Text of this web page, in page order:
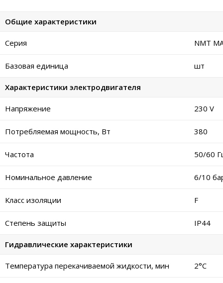
Общие характеристики
Серия NMT
Базовая единица шт
Характеристики электродвигателя
Напряжение 230 V
Потребляемая мощность, Вт 380
Частота 50/60
Номинальное давление 6/10
Класс изоляции F
Степень защиты IP44
Гидравлические характеристики
Температура перекачиваемой жидкости, мин 2°C